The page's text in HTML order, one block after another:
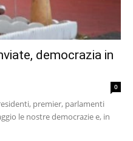
democrazia in
0
premier, parlamenti
le nostre democrazie e, in